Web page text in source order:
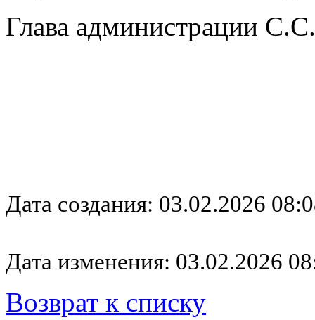
Глава администрации
Дата создания: 03.02.2026
Дата изменения: 03.02.2026
Возврат к списку